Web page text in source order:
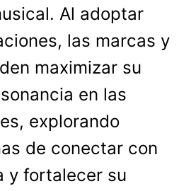
Al adoptar
las marcas y
maximizar su
en las
explorando
de conectar con
y fortalecer su